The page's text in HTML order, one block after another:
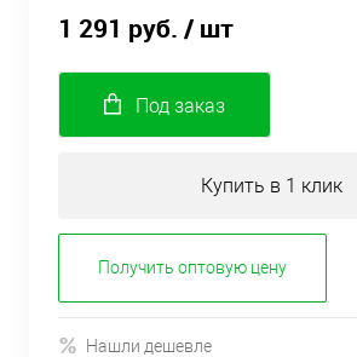
1 291 руб. / шт
Под заказ
Купить в 1 клик
Получить оптовую цену
Нашли дешевле